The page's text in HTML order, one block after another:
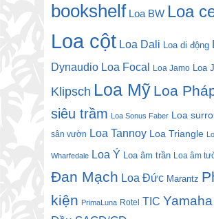
bookshelf Loa BW Loa
Loa cột Loa Dali Loa di động
Dynaudio Loa Focal Loa Jamo Loa
Klipsch Loa Mỹ Loa
siêu trầm
Loa Sonus Faber Loa
sân vườn Loa Tannoy Loa Triangle
Wharfedale Loa Ý Loa âm trần Loa âm
Đan Mạch Loa Đức Marantz
kiện PrimaLuna Rotel TIC Yamaha